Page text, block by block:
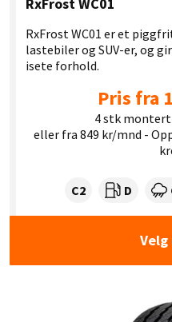
RxFrost WC01
RxFrost WC01 er et
lastebiler og SUV-er, og
isete forhold.
Pris fra
4 stk montert
eller fra 849 kr/mnd -
Dekklasse:
C2 D